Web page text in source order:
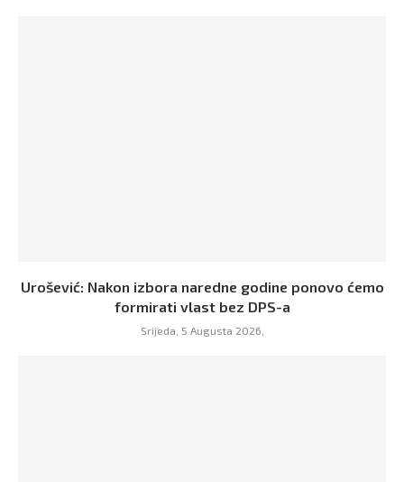
Urošević: Nakon izbora naredne godine ponovo ćemo
formirati vlast bez DPS-a
Srijeda, 5 Augusta 2026,